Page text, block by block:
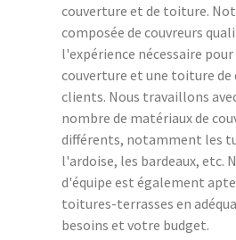
couverture et de toiture.
composée de couvreurs
l'expérience nécessaire
couverture et une toiture de
clients. Nous travaillons
nombre de matériaux de
différents, notamment les
l'ardoise, les bardeaux, etc.
d'équipe est également
toitures-terrasses en
besoins et votre budget.